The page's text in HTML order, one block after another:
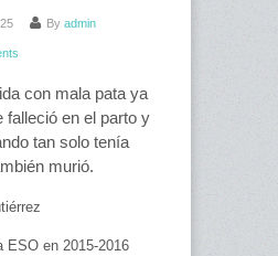
By admin
con mala pata ya
falleció en el parto y
tan solo tenía
murió.
ESO en 2015-2016